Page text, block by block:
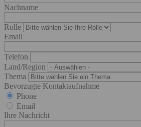
Nachname
Rolle
Email
Telefon
Land/Region
Thema
Bevorzugte Kontaktaufnahme
Phone
Email
Ihre Nachricht